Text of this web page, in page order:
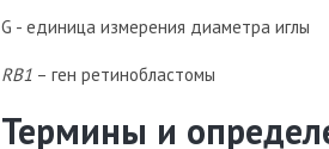
G - единица измерения диаметра иглы
RB1 – ген ретинобластомы
Термины и